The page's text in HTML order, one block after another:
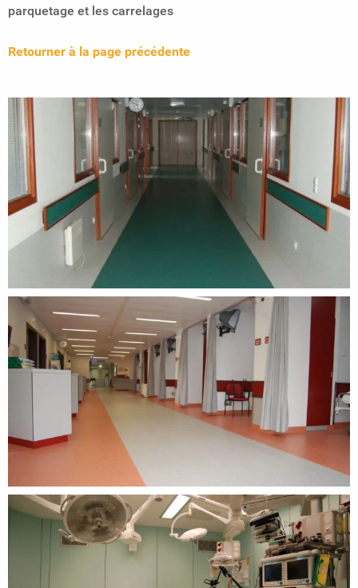
parquetage et les carrelages
Retourner à la page précédente